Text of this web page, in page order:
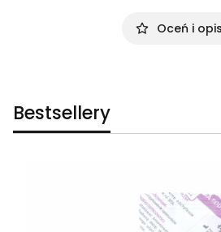
Oceń i
Bestsellery